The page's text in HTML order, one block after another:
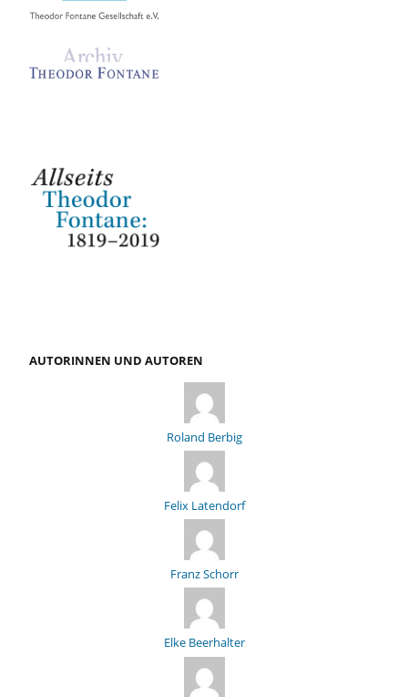
AUTORINNEN UND AUTOREN
Roland Berbig
Felix Latendorf
Franz Schorr
Elke Beerhalter